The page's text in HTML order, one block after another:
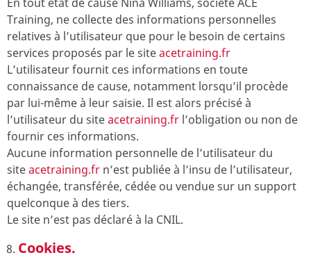
Training, ne collecte des informations personnelles
relatives à l’utilisateur que pour le besoin de certains
services proposés par le siteacetraining.fr
L’utilisateur fournit ces informations en toute
connaissance de cause, notamment lorsqu’il procède
par lui-même à leur saisie. Il est alors précisé à
l’utilisateur du siteacetraining.fr l’obligation ou non de
fournir ces informations.
Aucune information personnelle de l’utilisateur du
siteacetraining.fr n’est publiée à l’insu de l’utilisateur,
échangée, transférée, cédée ou vendue sur un support
quelconque à des tiers.
Le site n’est pas déclaré à la CNIL.
Cookies.